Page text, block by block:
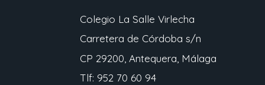
Colegio La Salle Virlecha
Carretera de Córdoba s/n
CP 29200, Antequera, Málaga
Tlf: 952 70 60 94